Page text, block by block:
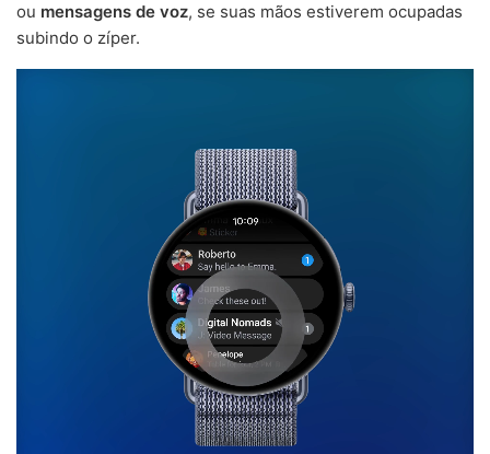
ou mensagens de voz, se suas mãos estiverem ocupadas
subindo o zíper.